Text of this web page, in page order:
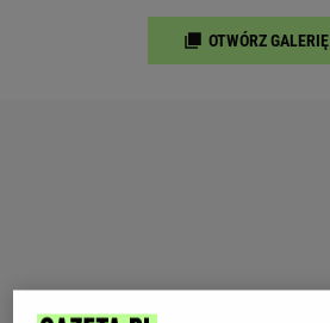
OTWÓRZ GALERIĘ